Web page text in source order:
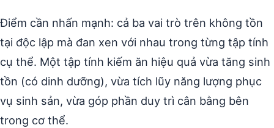
Điểm cần nhấn mạnh: cả ba vai trò trên không tồn
tại độc lập mà đan xen với nhau trong từng tập tính
cụ thể. Một tập tính kiếm ăn hiệu quả vừa tăng sinh
tồn (có dinh dưỡng), vừa tích lũy năng lượng phục
vụ sinh sản, vừa góp phần duy trì cân bằng bên
trong cơ thể.